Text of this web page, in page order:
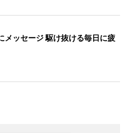
メッセージ 駆け抜ける毎日に疲